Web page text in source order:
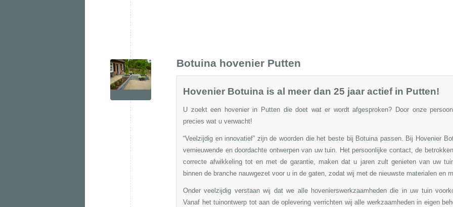
Botuina hovenier Putten
Hovenier Botuina is al meer dan 25 jaar actief in Putten!
U zoekt een hovenier in Putten die doet wat er wordt afgesproken? Door onze
precies wat u verwacht!
“Veelzijdig en innovatief” zijn de woorden die het beste bij Botuina passen. Bij Hovenier
vernieuwende en doordachte ontwerpen van uw tuin. Het persoonlijke contact, de
correcte afwikkeling tot en met de garantie, maken dat u jaren zult genieten van uw
binnen de branche nauwgezet voor u in de gaten, zodat wij met de nieuwste materialen en
Onder veelzijdig verstaan wij dat we alle hovenierswerkzaamheden die in uw tuin
Vanaf hettuinontwerp tot aan de oplevering verrichten wij alle werkzaamheden in eigen